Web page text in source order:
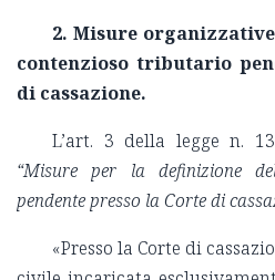
2. Misure
contenzioso tributario
di cassazione.
L’art. 3 della legge n.
“Misure per la definizione
pendente presso la Corte di
«Presso la Corte di